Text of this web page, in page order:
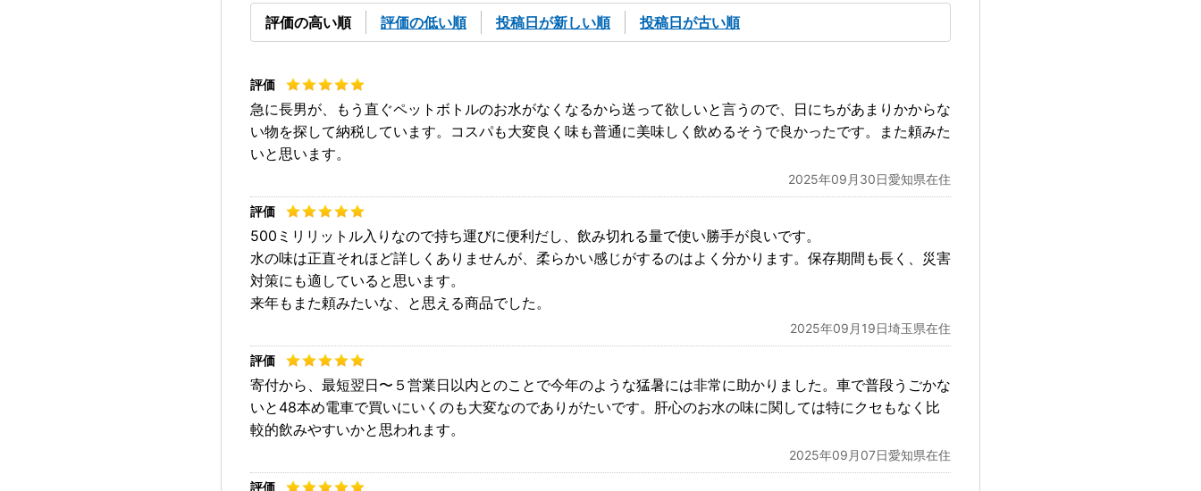
評価の高い順 評価の低い順 投稿日が新しい順 投稿日が古い順
急に長男が、もう直ぐペットボトルのお水がなくなるから送って欲しいと言うので、日にちがあまりかからな
い物を探して納税しています。コスパも大変良く味も普通に美味しく飲めるそうで良かったです。また頼みた
いと思います。
2025年09月30日愛知県在住
500ミリリットル入りなので持ち運びに便利だし、飲み切れる量で使い勝手が良いです。
水の味は正直それほど詳しくありませんが、柔らかい感じがするのはよく分かります。保存期間も長く、災害
対策にも適していると思います。
来年もまた頼みたいな、と思える商品でした。
2025年09月19日埼玉県在住
寄付から、最短翌日〜５営業日以内とのことで今年のような猛暑には非常に助かりました。車で普段うごかな
いと48本め電車で買いにいくのも大変なのでありがたいです。肝心のお水の味に関しては特にクセもなく比
較的飲みやすいかと思われます。
2025年09月07日愛知県在住